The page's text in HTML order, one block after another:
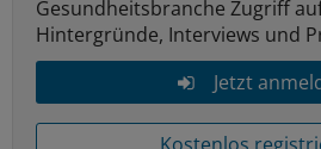
Gesundheitsbranche Zugriff
Hintergründe, Interviews und
Jetzt